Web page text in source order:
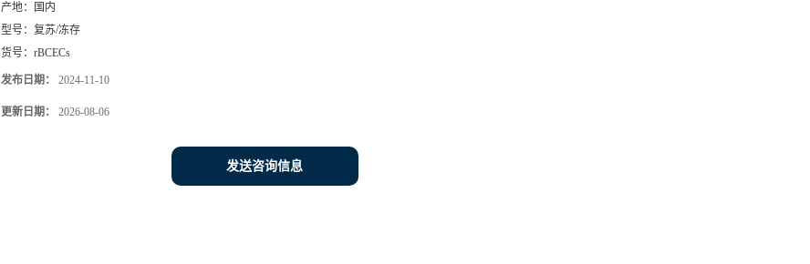
产地：
国内
型号： 复苏/冻存
货号： rBCECs
发布日期： 2024-11-10
更新日期： 2026-08-06
发送咨询信息